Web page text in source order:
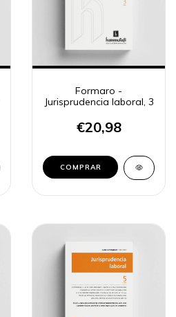
Formaro -
Jurisprudencia laboral, 3
€20,98
COMPRAR